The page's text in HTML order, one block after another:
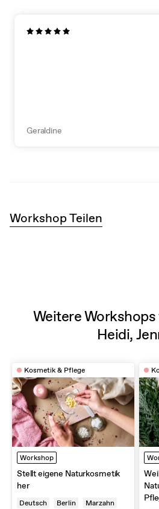
Geraldine
Workshop Teilen
Weitere
Heidi,
Kosmetik & Pflege
Workshop
Stellt eigene Naturkosmetik
her
Deutsch Berlin
Marzahn